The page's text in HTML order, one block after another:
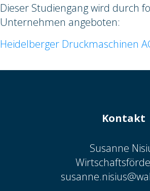
Dieser Studiengang wird durch
Unternehmen angeboten:
Heidelberger Druckmaschinen
Kontakt
Susanne